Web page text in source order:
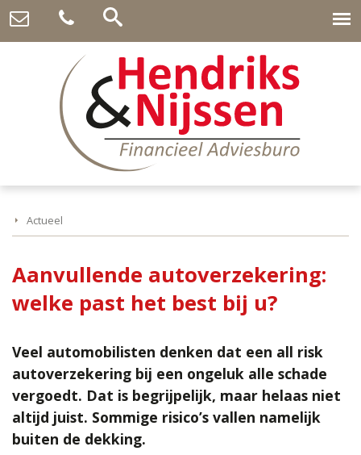
Actueel
Aanvullende autoverzekering:
welke past het best bij u?
Veel automobilisten denken dat een all risk
autoverzekering bij een ongeluk alle schade
vergoedt. Dat is begrijpelijk, maar helaas niet
altijd juist. Sommige risico’s vallen namelijk
buiten de dekking.